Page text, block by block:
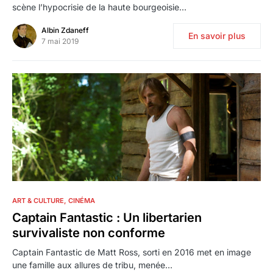
scène l’hypocrisie de la haute bourgeoisie…
Albin Zdaneff
7 mai 2019
En savoir plus
ART & CULTURE CINÉMA
Captain Fantastic : Un libertarien
survivaliste non conforme
Captain Fantastic de Matt Ross, sorti en 2016 met en image
une famille aux allures de tribu, menée…